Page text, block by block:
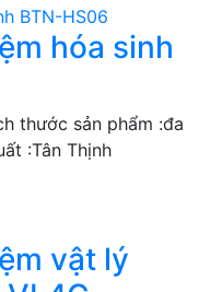
hóa sinh
thước sản phẩm :đa
:Tân Thịnh
vật lý